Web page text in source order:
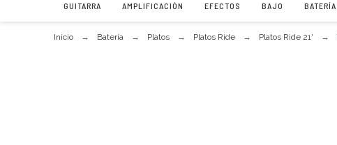
GUITARRA AMPLIFICACIÓN EFECTOS BAJO BATERÍA
Inicio Batería Platos Platos Ride Platos Ride 21'